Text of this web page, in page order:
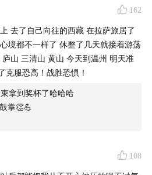
单：我想坦白：游荡和旅行对
门游荡后，我发现自己变得无所
匮乏是源于地理知识的匮乏？
162
去了自己向往的西藏 在拉萨旅居了
休整了几天就接着游荡
今天到温州 明天准
克服恐高！战胜恐惧！
拿到奖杯了哈哈哈
掌👏💪
108